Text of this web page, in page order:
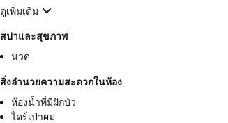
ดูเพิ่มเติม
สปาและสุขภาพ
นวด
สิ่งอำนวยความสะดวกในห้อง
ห้องน้ำที่มีฝักบัว
ไดร์เป่าผม